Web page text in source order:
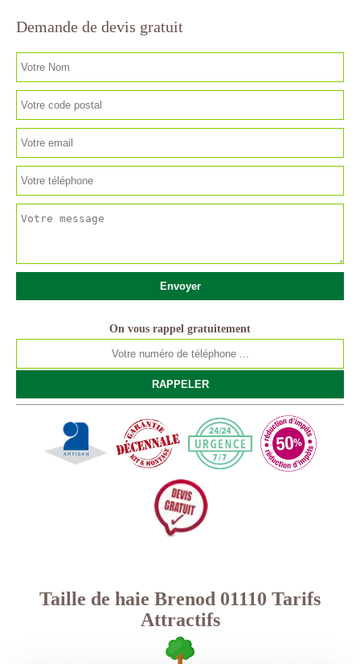
Demande de devis gratuit
On vous rappel gratuitement
Taille de haie Brenod 01110 Tarifs
Attractifs